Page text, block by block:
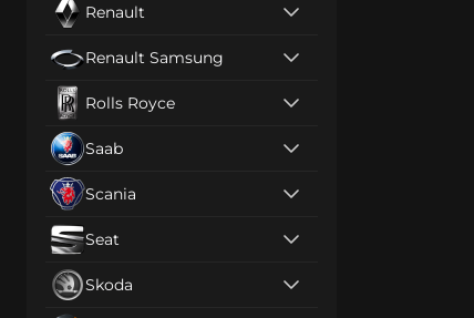
Renault
Renault Samsung
Rolls Royce
Saab
Scania
Seat
Skoda